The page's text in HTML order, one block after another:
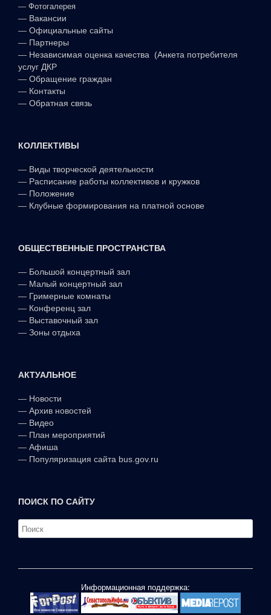
— Фотогалерея
— Вакансии
— Официальные сайты
— Партнеры
— Независимая оценка качества (Анкета потребителя
услуг ДКР
— Обращение граждан
— Контакты
— Обратная связь
КОЛЛЕКТИВЫ
— Виды творческой деятельности
— Расписание работы коллективов и кружков
— Положение
— Клубные формирования на платной основе
ОБЩЕСТВЕННЫЕ ПРОСТРАНСТВА
— Большой концертный зал
— Малый концертный зал
— Гримерные комнаты
— Конференц зал
— Выставочный зал
— Зоны отдыха
АКТУАЛЬНОЕ
— Новости
— Архив новостей
— Видео
— План мероприятий
— Афиша
— Популяризация сайта bus.gov.ru
ПОИСК ПО САЙТУ
Информационная поддержка: